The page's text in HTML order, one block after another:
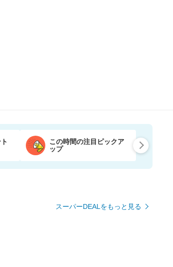
この時間の注目ピックア
ップ
スーパーDEALをもっと見る